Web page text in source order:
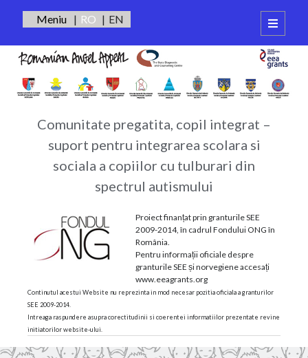
RO EN
open
primary
menu
Sidebar
Autentificare
Integrare
Scolara
Comunitate pregatita, copil integrat –
suport pentru integrarea scolara si
sociala a copiilor cu tulburari din
spectrul autismului
Proiect finanțat prin granturile SEE
2009-2014, în cadrul Fondului ONG în
România.
Pentru informații oficiale despre
granturile SEE și norvegiene accesați
www.eeagrants.org
Continutul acestui Website nu reprezinta in mod necesar pozitia oficiala a granturilor
SEE 2009-2014.
Intreaga raspundere asupra corectitudinii si coerentei informatiilor prezentate revine
initiatorilor website-ului.